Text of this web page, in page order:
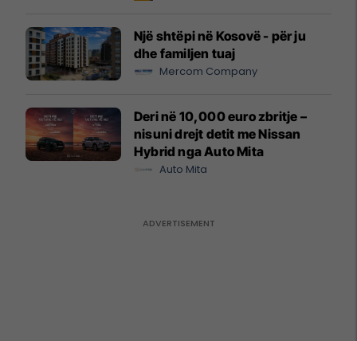
Një shtëpi në Kosovë - për ju
dhe familjen tuaj
Mercom Company
Deri në 10,000 euro zbritje –
nisuni drejt detit me Nissan
Hybrid nga Auto Mita
Auto Mita